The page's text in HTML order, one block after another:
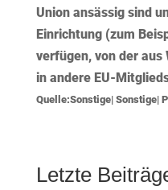
Union ansässig sind
Einrichtung (zum
verfügen, von der aus
in andere EU-
Quelle:Sonstige|
Letzte